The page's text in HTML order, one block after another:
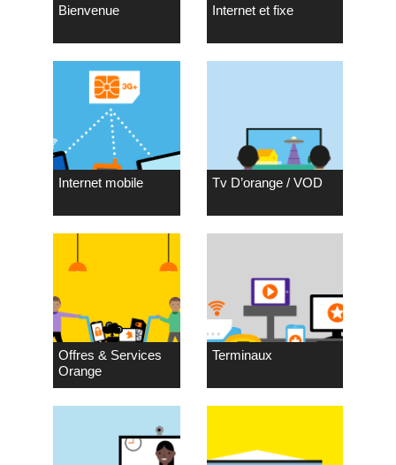
Bienvenue Internet et fixe
Internet mobile Tv D’orange / VOD
Offres & Services
Orange
Terminaux